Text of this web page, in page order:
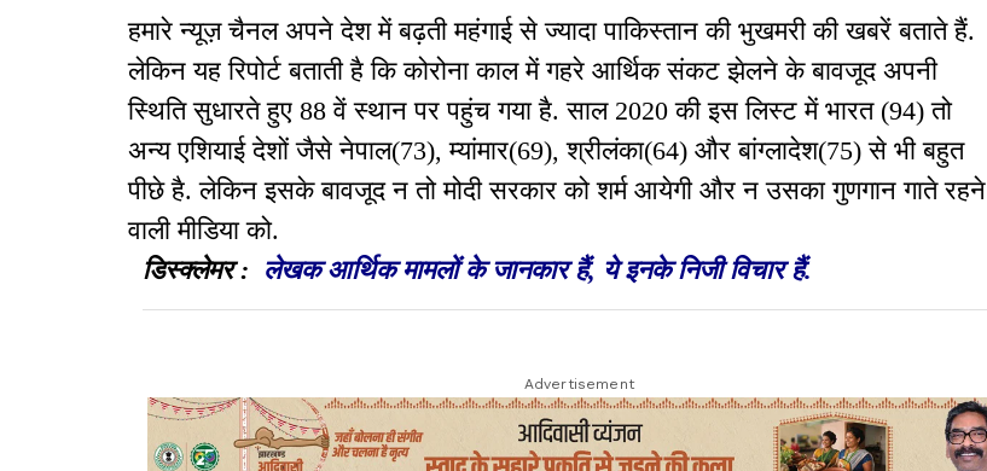
हमारे न्यूज़ चैनल अपने देश में बढ़ती महंगाई से ज्यादा पाकिस्तान की भुखमरी की खबरें बताते हैं.
लेकिन यह रिपोर्ट बताती है कि कोरोना काल में गहरे आर्थिक संकट झेलने के बावजूद अपनी
स्थिति सुधारते हुए 88 वें स्थान पर पहुंच गया है. साल 2020 की इस लिस्ट में भारत (94) तो
अन्य एशियाई देशों जैसे नेपाल(73), म्यांमार(69), श्रीलंका(64) और बांग्लादेश(75) से भी बहुत
पीछे है. लेकिन इसके बावजूद न तो मोदी सरकार को शर्म आयेगी और न उसका गुणगान गाते रहने
वाली मीडिया को.
डिस्क्लेमर : लेखक आर्थिक मामलों के जानकार हैं, ये इनके निजी विचार हैं.
Advertisement